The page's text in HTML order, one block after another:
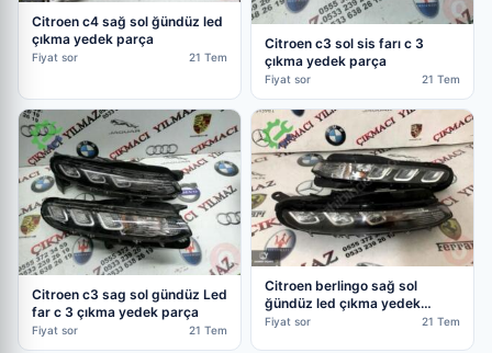
Citroen c4 sağ sol ğündüz led
çıkma yedek parça
Fiyat sor 21 Tem
Citroen c3 sol sis farı c 3
çıkma yedek parça
Fiyat sor 21 Tem
Citroen c3 sag sol gündüz Led
far c 3 çıkma yedek parça
Fiyat sor 21 Tem
Citroen berlingo sağ sol
ğündüz led çıkma yedek
parça
Fiyat sor 21 Tem